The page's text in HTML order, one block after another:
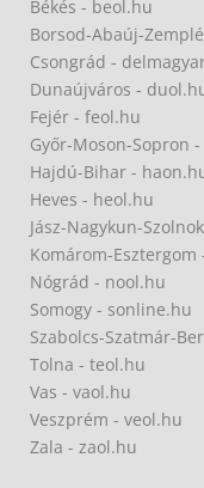
Békés - beol.hu
Borsod-Abaúj-
Csongrád -
Dunaújváros -
Fejér - feol.hu
Győr-Moson-Sopron
Hajdú-Bihar -
Heves - heol.hu
Jász-Nagykun-
Komárom-Esztergom
Nógrád - nool.hu
Somogy - sonline.hu
Szabolcs-Szatmár-
Tolna - teol.hu
Vas - vaol.hu
Veszprém - veol.hu
Zala - zaol.hu